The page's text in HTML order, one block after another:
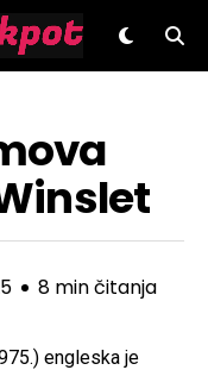
8 min čitanja
engleska je